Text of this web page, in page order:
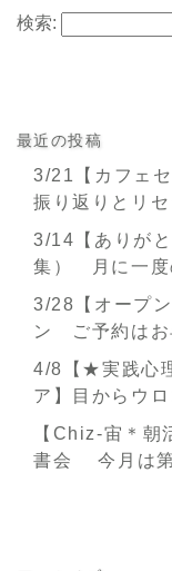
検索:
最近の投稿
3/21【カフェ
振り返りとリ
3/14【ありが
集） 月に一度
3/28【オープ
ン ご予約はお
4/8【★実践心
ア】目からウ
【Chiz-宙＊
書会 今月は第